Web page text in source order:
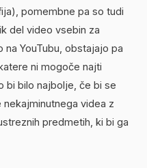
pomembne pa so tudi
del video vsebin za
YouTubu, obstajajo pa
ni mogoče najti
bi bilo najbolje, če bi se
videa z
predmetih, ki bi ga